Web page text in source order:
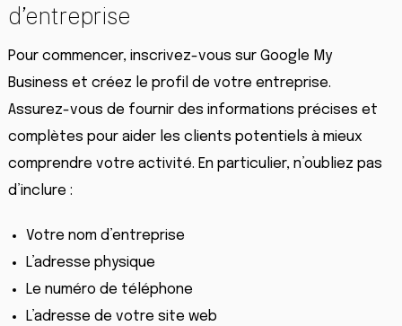
d’entreprise
Pour commencer, inscrivez-vous sur Google My
Business et créez le profil de votre entreprise.
Assurez-vous de fournir des informations précises et
complètes pour aider les clients potentiels à mieux
comprendre votre activité. En particulier, n’oubliez pas
d’inclure :
Votre nom d’entreprise
L’adresse physique
Le numéro de téléphone
L’adresse de votre site web